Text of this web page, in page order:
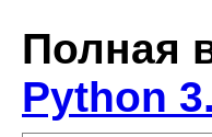
Полная
Python